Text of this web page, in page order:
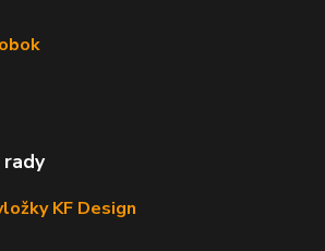
KF Design